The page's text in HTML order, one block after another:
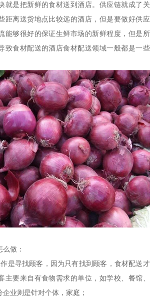
就是把新鲜的食材送到酒店。供应链就成了关
距离送货地点比较远的酒店，但是要做好供应
能够很好的保证生鲜市场的新鲜程度，但是所
致食材配送的酒店食材配送领域一般都是一些
做：
是寻找顾客，因为只有找到顾客，食材配送才
主要来自有食物需求的单位，如学校、餐馆、
业则是针对个体，家庭；